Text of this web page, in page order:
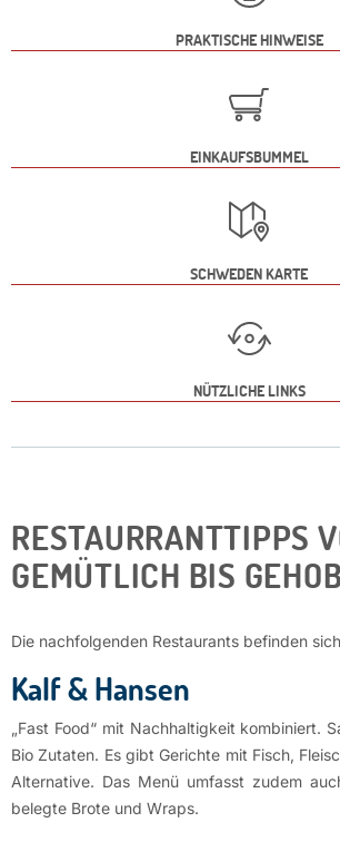
PRAKTISCHE HINWEISE
EINKAUFSBUMMEL
SCHWEDEN KARTE
NÜTZLICHE LINKS
RESTAURRANTTIPPS
GEMÜTLICH BIS
Die nachfolgenden Restaurants befinden
Kalf & Hansen
„Fast Food“ mit Nachhaltigkeit kombiniert.
Bio Zutaten. Es gibt Gerichte mit Fisch,
Alternative. Das Menü umfasst zudem
belegte Brote und Wraps.